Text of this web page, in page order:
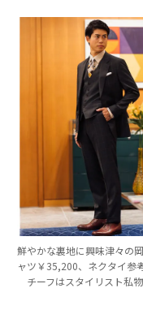
鮮やかな裏地に興味津々の
ャツ￥35,200、ネクタイ参
チーフはスタイリスト私物